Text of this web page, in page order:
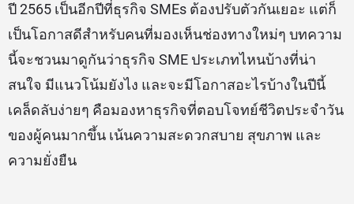
ปี 2565 เป็นอีกปีที่ธุรกิจ SMEs ต้องปรับตัวกันเยอะ แต่ก็
เป็นโอกาสดีสำหรับคนที่มองเห็นช่องทางใหม่ๆ บทความ
นี้จะชวนมาดูกันว่าธุรกิจ SME ประเภทไหนบ้างที่น่า
สนใจ มีแนวโน้มยังไง และจะมีโอกาสอะไรบ้างในปีนี้
เคล็ดลับง่ายๆ คือมองหาธุรกิจที่ตอบโจทย์ชีวิตประจำวัน
ของผู้คนมากขึ้น เน้นความสะดวกสบาย สุขภาพ และ
ความยั่งยืน